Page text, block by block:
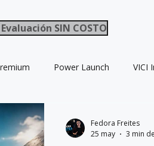
CHILE
SIN COSTO
Power Launch VICI
Fedora Freites
25 may
3 min